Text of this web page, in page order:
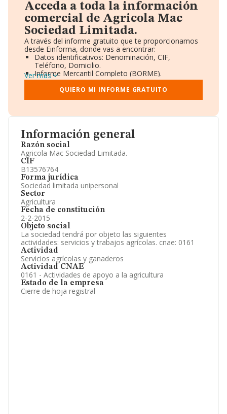
Información general
Razón social
Agricola Mac Sociedad Limitada.
CIF
B13576764
Forma jurídica
Sociedad limitada unipersonal
Sector
Agricultura
Fecha de constitución
2-2-2015
Objeto social
La sociedad tendrá por objeto las siguientes
actividades: servicios y trabajos agrícolas. cnae: 0161
Actividad
Servicios agrícolas y ganaderos
Actividad CNAE
0161 - Actividades de apoyo a la agricultura
Estado de la empresa
Cierre de hoja registral
Acceda a toda la información
comercial de Agricola Mac
Sociedad Limitada.
A través del informe gratuito que te proporcionamos
desde Einforma, donde vas a encontrar:
Datos identificativos: Denominación, CIF,
Teléfono, Domicilio.
Informe Mercantil Completo (BORME).
Gráficos de Evolución Ventas y Empleados.
Consejo de Administración y Administradores.
Directivos y Ejecutivos.
Información oficial y registral complementaria.
Ver más
QUIERO MI INFORME GRATUITO